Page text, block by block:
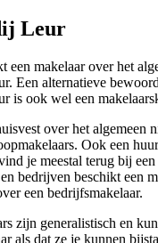
Leur
een makelaar over het
Een alternatieve
is ook wel een
over het algemeen
Ook een
je meestal terug bij
bedrijven beschikt een
een bedrijfsmakelaar.
zijn generalistisch en
als dat ze je kunnen